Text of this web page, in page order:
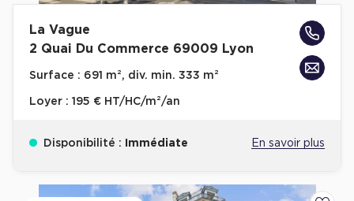
La Vague
2 Quai Du Commerce 69009 Lyon
Surface : 691 m², div. min. 333 m²
Loyer : 195 € HT/HC/m²/an
Disponibilité : Immédiate En savoir plus